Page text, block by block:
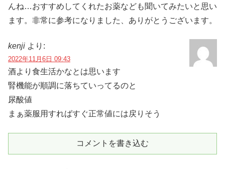
んね…おすすめしてくれたお薬なども聞いてみたいと思い
ます。非常に参考になりました、ありがとうございます。
kenji より:
2022年11月6日 09:43
酒より食生活かなとは思います
腎機能が順調に落ちていってるのと
尿酸値
まぁ薬服用すればすぐ正常値には戻りそう
コメントを書き込む